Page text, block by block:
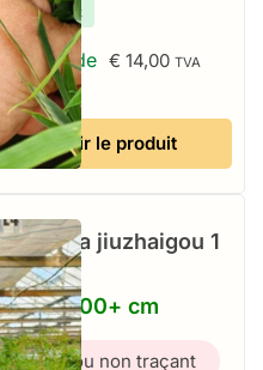
En stock
À partir de € 14,00 TVA
incluse
Voir le produit
Fargesia jiuzhaigou 1
–
5,5L – 100+ cm
Bambou non traçant